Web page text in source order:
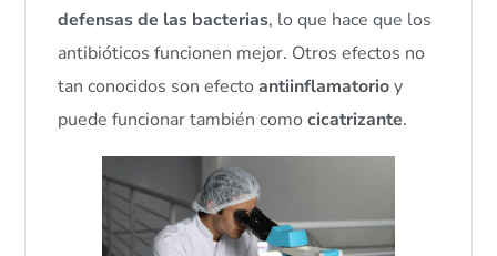
defensas de las bacterias, lo que hace que los
antibióticos funcionen mejor. Otros efectos no
tan conocidos son efectoantiinflamatorioy
puede funcionar también comocicatrizante.